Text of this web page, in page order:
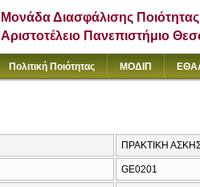
Μονάδα Διασφάλισης Ποιότητας
Αριστοτέλειο Πανεπιστήμιο
Πολιτική Ποιότητας ΜΟΔΙΠ
ΠΡΑΚΤΙΚΗ
GE0201